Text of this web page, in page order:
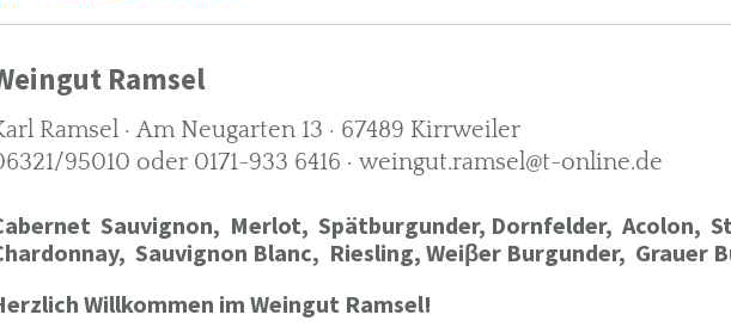
Ramsel
Ramsel · Am Neugarten 13 · 67489 Kirrweiler
95010 oder 0171-933 6416 · weingut.ramsel@t-online.de
Sauvignon, Merlot, Spätburgunder, Dornfelder, Acolon,
Sauvignon Blanc, Riesling, Weiβer Burgunder, Grauer
Willkommen im Weingut Ramsel!